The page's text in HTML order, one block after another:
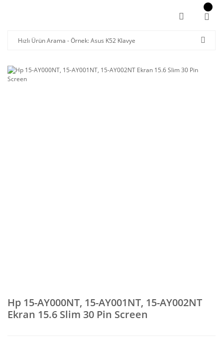
Hp 15-AY000NT, 15-AY001NT, 15-AY002NT
Ekran 15.6 Slim 30 Pin Screen